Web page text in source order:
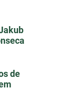
de